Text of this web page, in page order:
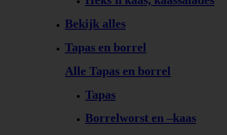
Bekijk alles
Tapas en borrel
Alle Tapas en borrel
Tapas
Borrelworst en –kaas